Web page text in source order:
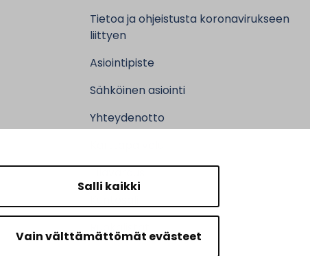
Salli kaikki
Vain välttämättömät evästeet
Tietoa ja ohjeistusta koronavirukseen
liittyen
Asiointipiste
Sähköinen asiointi
Yhteydenotto
Ruokalistat